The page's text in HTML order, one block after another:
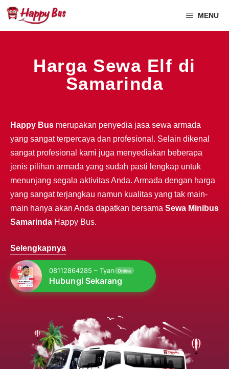
MENU
Harga Sewa Elf di
Samarinda
Happy Bus merupakan penyedia jasa sewa armada
yang sangat terpercaya dan profesional. Selain dikenal
sangat profesional kami juga menyediakan beberapa
jenis pilihan armada yang sudah pasti lengkap untuk
menunjang segala aktivitas Anda. Armada dengan harga
yang sangat terjangkau namun kualitas yang tak main-
main hanya akan Anda dapatkan bersama Sewa Minibus
Samarinda Happy Bus.
Selengkapnya
08112864285 – Tyan Online
Hubungi Sekarang